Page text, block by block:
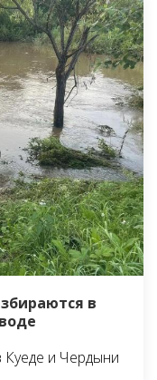
в
Куеде и Чердыни